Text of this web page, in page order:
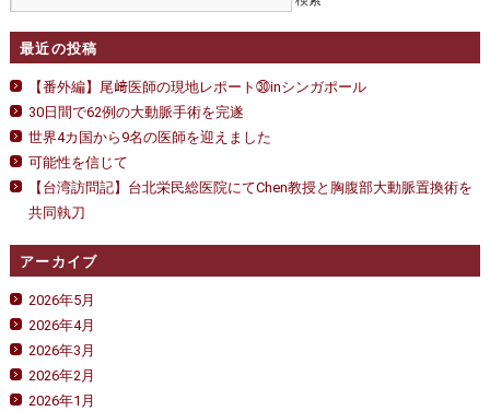
トピックス一覧
アーカイブ
最近の投稿
【番外編】尾﨑医師の現地レポート㉚inシンガポール
30日間で62例の大動脈手術を完遂
世界4カ国から9名の医師を迎えました
可能性を信じて
【台湾訪問記】台北栄民総医院にてChen教授と胸腹部大動脈置換術を
共同執刀
アーカイブ
2026年5月
2026年4月
2026年3月
2026年2月
2026年1月